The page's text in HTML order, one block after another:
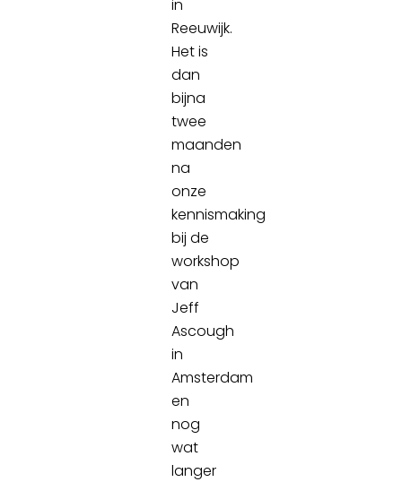
in
Reeuwijk.
Het is
dan
bijna
twee
maanden
na
onze
kennismaking
bij de
workshop
van
Jeff
Ascough
in
Amsterdam
en
nog
wat
langer